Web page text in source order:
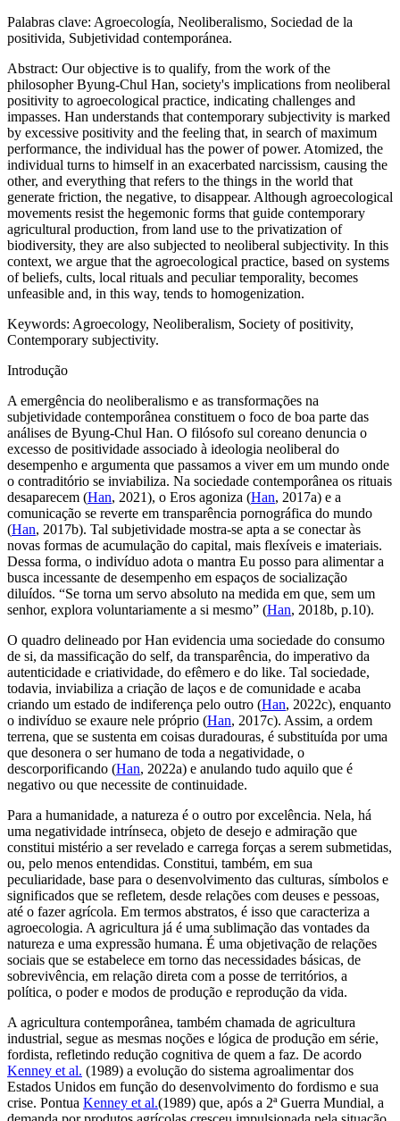
Palabras clave: Agroecología, Neoliberalismo, Sociedad de la
positivida, Subjetividad contemporánea.
Abstract: Our objective is to qualify, from the work of the
philosopher Byung-Chul Han, society's implications from neoliberal
positivity to agroecological practice, indicating challenges and
impasses. Han understands that contemporary subjectivity is marked
by excessive positivity and the feeling that, in search of maximum
performance, the individual has the power of power. Atomized, the
individual turns to himself in an exacerbated narcissism, causing the
other, and everything that refers to the things in the world that
generate friction, the negative, to disappear. Although agroecological
movements resist the hegemonic forms that guide contemporary
agricultural production, from land use to the privatization of
biodiversity, they are also subjected to neoliberal subjectivity. In this
context, we argue that the agroecological practice, based on systems
of beliefs, cults, local rituals and peculiar temporality, becomes
unfeasible and, in this way, tends to homogenization.
Keywords: Agroecology, Neoliberalism, Society of positivity,
Contemporary subjectivity.
Introdução
A emergência do neoliberalismo e as transformações na
subjetividade contemporânea constituem o foco de boa parte das
análises de Byung-Chul Han. O filósofo sul coreano denuncia o
excesso de positividade associado à ideologia neoliberal do
desempenho e argumenta que passamos a viver em um mundo onde
o contraditório se inviabiliza. Na sociedade contemporânea os rituais
desaparecem (Han, 2021), o Eros agoniza (Han, 2017a) e a
comunicação se reverte em transparência pornográfica do mundo
(Han, 2017b). Tal subjetividade mostra-se apta a se conectar às
novas formas de acumulação do capital, mais flexíveis e imateriais.
Dessa forma, o indivíduo adota o mantra Eu posso para alimentar a
busca incessante de desempenho em espaços de socialização
diluídos. “Se torna um servo absoluto na medida em que, sem um
senhor, explora voluntariamente a si mesmo” (Han, 2018b, p.10).
O quadro delineado por Han evidencia uma sociedade do consumo
de si, da massificação do self, da transparência, do imperativo da
autenticidade e criatividade, do efêmero e do like. Tal sociedade,
todavia, inviabiliza a criação de laços e de comunidade e acaba
criando um estado de indiferença pelo outro (Han, 2022c), enquanto
o indivíduo se exaure nele próprio (Han, 2017c). Assim, a ordem
terrena, que se sustenta em coisas duradouras, é substituída por uma
que desonera o ser humano de toda a negatividade, o
descorporificando (Han, 2022a) e anulando tudo aquilo que é
negativo ou que necessite de continuidade.
Para a humanidade, a natureza é o outro por excelência. Nela, há
uma negatividade intrínseca, objeto de desejo e admiração que
constitui mistério a ser revelado e carrega forças a serem submetidas,
ou, pelo menos entendidas. Constitui, também, em sua
peculiaridade, base para o desenvolvimento das culturas, símbolos e
significados que se refletem, desde relações com deuses e pessoas,
até o fazer agrícola. Em termos abstratos, é isso que caracteriza a
agroecologia. A agricultura já é uma sublimação das vontades da
natureza e uma expressão humana. É uma objetivação de relações
sociais que se estabelece em torno das necessidades básicas, de
sobrevivência, em relação direta com a posse de territórios, a
política, o poder e modos de produção e reprodução da vida.
A agricultura contemporânea, também chamada de agricultura
industrial, segue as mesmas noções e lógica de produção em série,
fordista, refletindo redução cognitiva de quem a faz. De acordo
Kenney et al. (1989) a evolução do sistema agroalimentar dos
Estados Unidos em função do desenvolvimento do fordismo e sua
crise. Pontua Kenney et al.(1989) que, após a 2ª Guerra Mundial, a